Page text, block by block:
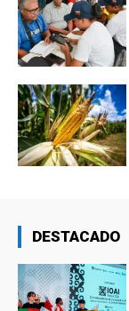
DESTACADO